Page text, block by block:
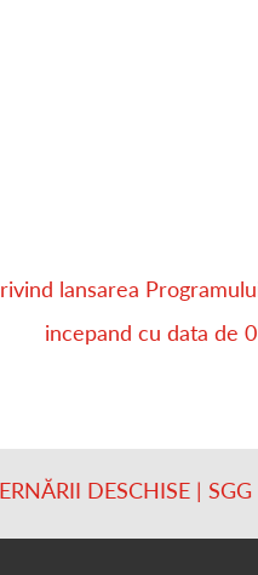
lansarea
incepand cu data de
DESCHISE | SGG